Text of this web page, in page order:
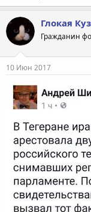
Глокая
Гражданин
10 Июн 2017